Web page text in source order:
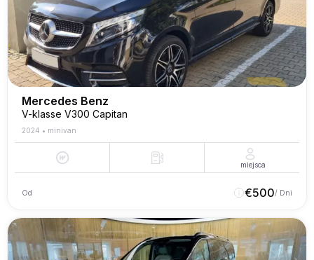
Mercedes Benz
V-klasse V300 Capitan
2024 • minivan
miejsca
Od €500/ Dni